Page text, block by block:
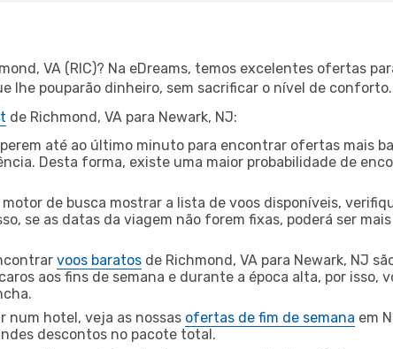
VA (RIC)? Na eDreams, temos excelentes ofertas
lhe pouparão dinheiro, sem sacrificar o nível de conforto.
de Richmond, VA para Newark, NJ:
até ao último minuto para encontrar ofertas mais
Desta forma, existe uma maior probabilidade de
motor de busca mostrar a lista de voos disponíveis,
se as datas da viagem não forem fixas, poderá ser
voos baratos de Richmond, VA para Newark, NJ
aos fins de semana e durante a época alta, por isso,
num hotel, veja as nossas ofertas de fim de semana em
descontos no pacote total.